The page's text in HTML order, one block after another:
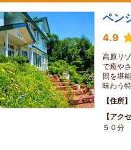
ペン
4.9
高原リ
で癒や
間を堪
味わう
住所
アク
５０分